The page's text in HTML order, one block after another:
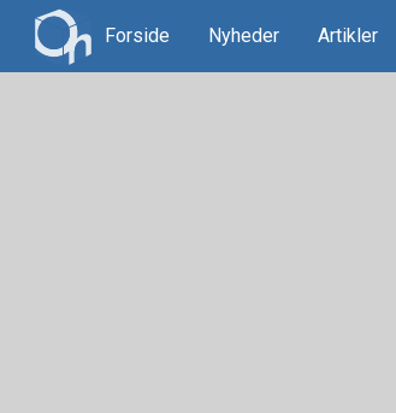
Forside Nyheder Artikler